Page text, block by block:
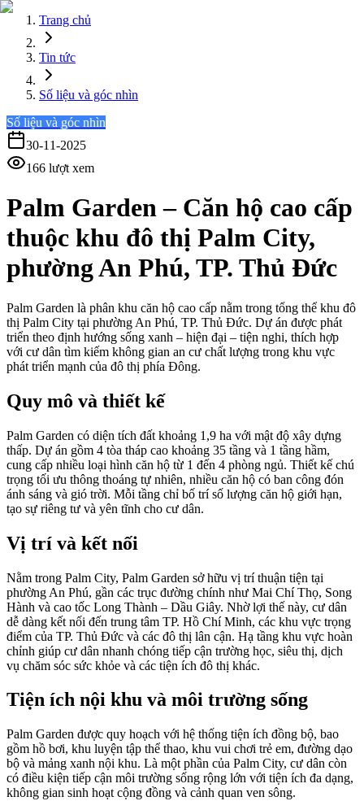
Trang chủ
Tin tức
Số liệu và góc nhìn
Số liệu và góc nhìn
30-11-2025
166 lượt xem
Palm Garden – Căn hộ cao cấp
thuộc khu đô thị Palm City,
phường An Phú, TP. Thủ Đức
Palm Garden là phân khu căn hộ cao cấp nằm trong tổng thể khu đô
thị Palm City tại phường An Phú, TP. Thủ Đức. Dự án được phát
triển theo định hướng sống xanh – hiện đại – tiện nghi, thích hợp
với cư dân tìm kiếm không gian an cư chất lượng trong khu vực
phát triển mạnh của đô thị phía Đông.
Quy mô và thiết kế
Palm Garden có diện tích đất khoảng 1,9 ha với mật độ xây dựng
thấp. Dự án gồm 4 tòa tháp cao khoảng 35 tầng và 1 tầng hầm,
cung cấp nhiều loại hình căn hộ từ 1 đến 4 phòng ngủ. Thiết kế chú
trọng tối ưu thông thoáng tự nhiên, nhiều căn hộ có ban công đón
ánh sáng và gió trời. Mỗi tầng chỉ bố trí số lượng căn hộ giới hạn,
tạo sự riêng tư và yên tĩnh cho cư dân.
Vị trí và kết nối
Nằm trong Palm City, Palm Garden sở hữu vị trí thuận tiện tại
phường An Phú, gần các trục đường chính như Mai Chí Thọ, Song
Hành và cao tốc Long Thành – Dầu Giây. Nhờ lợi thế này, cư dân
dễ dàng kết nối đến trung tâm TP. Hồ Chí Minh, các khu vực trọng
điểm của TP. Thủ Đức và các đô thị lân cận. Hạ tầng khu vực hoàn
chỉnh giúp cư dân nhanh chóng tiếp cận trường học, siêu thị, dịch
vụ chăm sóc sức khỏe và các tiện ích đô thị khác.
Tiện ích nội khu và môi trường sống
Palm Garden được quy hoạch với hệ thống tiện ích đồng bộ, bao
gồm hồ bơi, khu luyện tập thể thao, khu vui chơi trẻ em, đường dạo
bộ và mảng xanh nội khu. Là một phần của Palm City, cư dân còn
có điều kiện tiếp cận môi trường sống rộng lớn với tiện ích đa dạng,
không gian sinh hoạt cộng đồng và cảnh quan ven sông.